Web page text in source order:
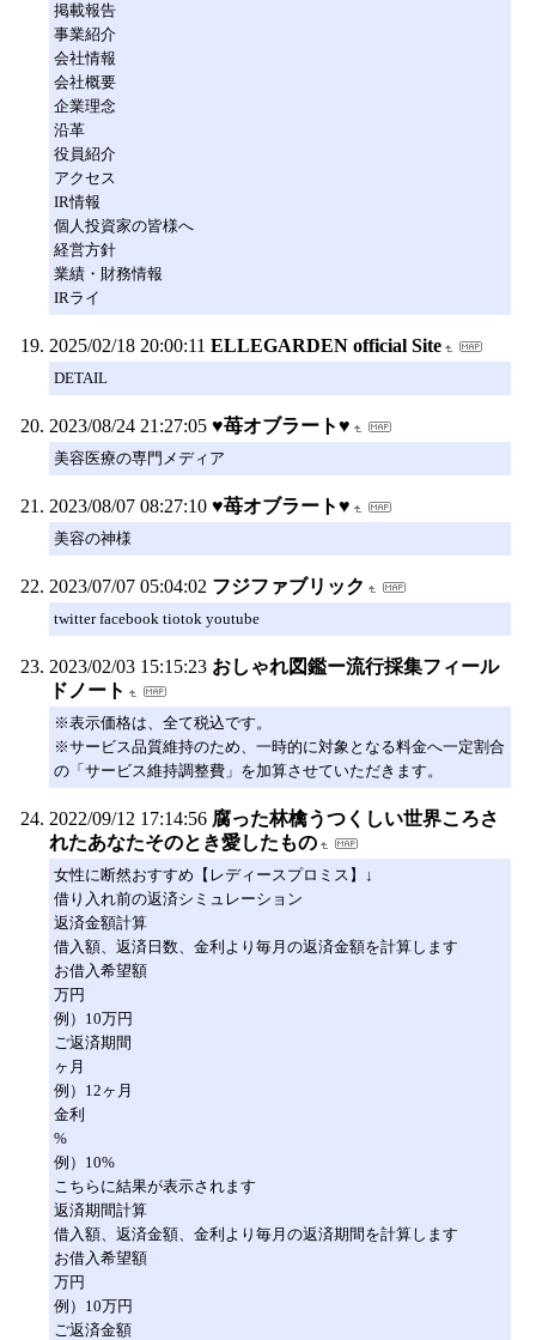
掲載報告
事業紹介
会社情報
会社概要
企業理念
沿革
役員紹介
アクセス
IR情報
個人投資家の皆様へ
経営方針
業績・財務情報
IRライ
2025/02/18 20:00:11 ELLEGARDEN official Site
DETAIL
2023/08/24 21:27:05 ♥苺オブラート♥
美容医療の専門メディア
2023/08/07 08:27:10 ♥苺オブラート♥
美容の神様
2023/07/07 05:04:02 フジファブリック
twitter facebook tiotok youtube
2023/02/03 15:15:23 おしゃれ図鑑ー流行採集フィール
ドノート
※表示価格は、全て税込です。
※サービス品質維持のため、一時的に対象となる料金へ一定割合
の「サービス維持調整費」を加算させていただきます。
2022/09/12 17:14:56 腐った林檎うつくしい世界ころさ
れたあなたそのとき愛したもの
女性に断然おすすめ【レディースプロミス】↓
借り入れ前の返済シミュレーション
返済金額計算
借入額、返済日数、金利より毎月の返済金額を計算します
お借入希望額
万円
例）10万円
ご返済期間
ヶ月
例）12ヶ月
金利
%
例）10%
こちらに結果が表示されます
返済期間計算
借入額、返済金額、金利より毎月の返済期間を計算します
お借入希望額
万円
例）10万円
ご返済金額